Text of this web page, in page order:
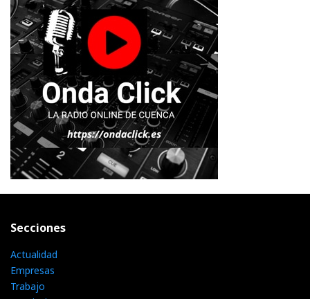
Secciones
Actualidad
Empresas
Trabajo